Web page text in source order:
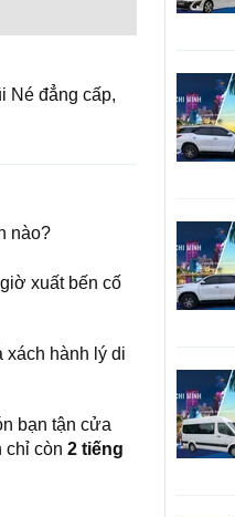
Né đẳng cấp,
nào?
xuất bến cố
xách hành lý di
bạn tận cửa
chỉ còn 2 tiếng